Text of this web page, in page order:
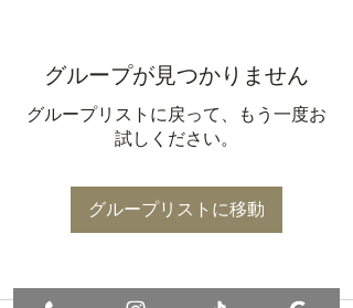
グループが見つかりません
グループリストに戻って、もう一度お
試しください。
グループリストに移動